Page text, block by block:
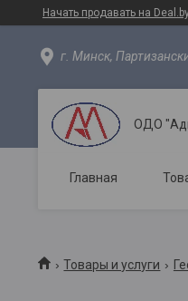
Начать продавать на
г. Минск,
ОДО
Главная
Товары и услуги